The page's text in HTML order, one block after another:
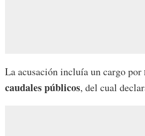
La acusación incluía un cargo por
caudales públicos, del cual